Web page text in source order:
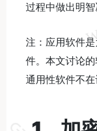
过程中做出明智
注：应用软件
件。本文讨论
通用性软件不在